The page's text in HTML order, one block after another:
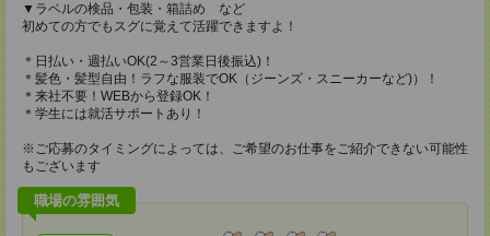
▼ラベルの検品・包装・箱詰め など
初めての方でもスグに覚えて活躍できますよ！
＊日払い・週払いOK(2～3営業日後振込)！
＊髪色・髪型自由！ラフな服装でOK（ジーンズ・スニーカーなど)）！
＊来社不要！WEBから登録OK！
＊学生には就活サポートあり！
※ご応募のタイミングによっては、ご希望のお仕事をご紹介できない可能性
もございます
職場の雰囲気